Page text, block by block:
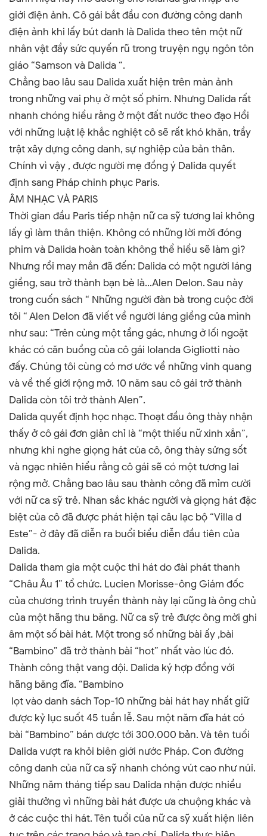
giới điện ảnh. Cô gái bắt đầu con đường công danh
điện ảnh khi lấy bút danh là Dalida theo tên một nữ
nhân vật đầy sức quyến rũ trong truyện ngụ ngôn tôn
giáo “Samson và Dalida “.
Chẳng bao lâu sau Dalida xuất hiện trên màn ảnh
trong những vai phụ ở một số phim. Nhưng Dalida rất
nhanh chóng hiểu rằng ở một đất nước theo đạo Hồi
với những luật lệ khắc nghiệt cô sẽ rất khó khăn, trầy
trật xây dựng công danh, sự nghiệp của bản thân.
Chính vì vậy , được người mẹ đồng ý Dalida quyết
định sang Pháp chinh phục Paris.
ÂM NHẠC VÀ PARIS
Thời gian đầu Paris tiếp nhận nữ ca sỹ tương lai không
lấy gì làm thân thiện. Không có những lời mời đóng
phim và Dalida hoàn toàn không thể hiểu sẽ làm gì?
Nhưng rồi may mắn đã đến: Dalida có một người láng
giềng, sau trở thành bạn bè là...Alen Delon. Sau này
trong cuốn sách “ Những người đàn bà trong cuộc đời
tôi “ Alen Delon đã viết về người láng giềng của mình
như sau: “Trên cùng một tầng gác, nhưng ở lối ngoặt
khác có căn buồng của cô gái Iolanda Gigliotti nào
đấy. Chúng tôi cùng có mơ ước về những vinh quang
và về thế giới rộng mở. 10 năm sau cô gái trở thành
Dalida còn tôi trở thành Alen”.
Dalida quyết định học nhạc. Thoạt đầu ông thày nhận
thấy ở cô gái đơn giản chỉ là “một thiếu nữ xinh xắn”,
nhưng khi nghe giọng hát của cô, ông thày sửng sốt
và ngạc nhiên hiểu rằng cô gái sẽ có một tương lai
rộng mở. Chẳng bao lâu sau thành công đã mỉm cười
với nữ ca sỹ trẻ. Nhan sắc khác người và giọng hát đặc
biệt của cô đã được phát hiện tại câu lạc bộ “Villa d
Este”- ở đây đã diễn ra buổi biểu diễn đầu tiên của
Dalida.
Dalida tham gia một cuộc thi hát do đài phát thanh
“Châu Âu 1” tổ chức. Lucien Morisse-ông Giám đốc
của chương trình truyền thành này lại cũng là ông chủ
của một hãng thu băng. Nữ ca sỹ trẻ được ông mời ghi
âm một số bài hát. Một trong số những bài ấy ,bài
“Bambino” đã trở thành bài “hot” nhất vào lúc đó.
Thành công thật vang dội. Dalida ký hợp đồng với
hãng băng đĩa. “Bambino
lọt vào danh sách Top-10 những bài hát hay nhất giữ
được kỷ lục suốt 45 tuần lễ. Sau một năm đĩa hát có
bài “Bambino” bán dược tới 300.000 bản. Và tên tuổi
Dalida vượt ra khỏi biên giới nước Pháp. Con đường
công danh của nữ ca sỹ nhanh chóng vút cao như núi.
Những năm tháng tiếp sau Dalida nhận được nhiều
giải thưởng vì những bài hát được ưa chuộng khác và
ở các cuộc thi hát. Tên tuổi của nữ ca sỹ xuất hiện liên